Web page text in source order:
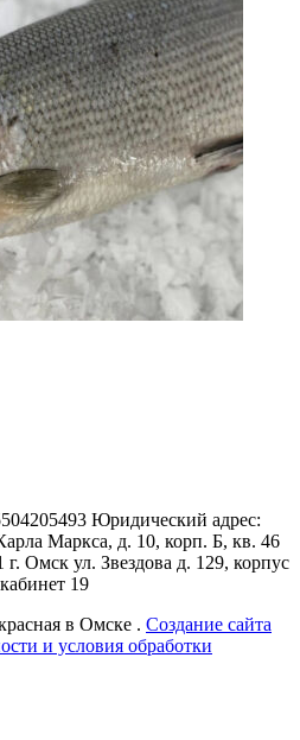
Юридический адрес:
Маркса, д. 10, корп. Б, кв. 46
Омск ул. Звездова д. 129, корпус
19
в Омске . Создание сайта
и условия обработки